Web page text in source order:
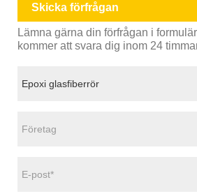
Skicka förfrågan
Lämna gärna din förfrågan i
kommer att svara dig inom 24